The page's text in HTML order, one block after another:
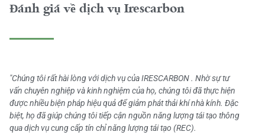
Đánh giá về dịch vụ Irescarbon
"Chúng tôi rất hài lòng với dịch vụ của IRESCARBON . Nhờ sự tư
vấn chuyên nghiệp và kinh nghiệm của họ, chúng tôi đã thực hiện
được nhiều biện pháp hiệu quả để giảm phát thải khí nhà kính. Đặc
biệt, họ đã giúp chúng tôi tiếp cận nguồn năng lượng tái tạo thông
qua dịch vụ cung cấp tín chỉ năng lượng tái tạo (REC).